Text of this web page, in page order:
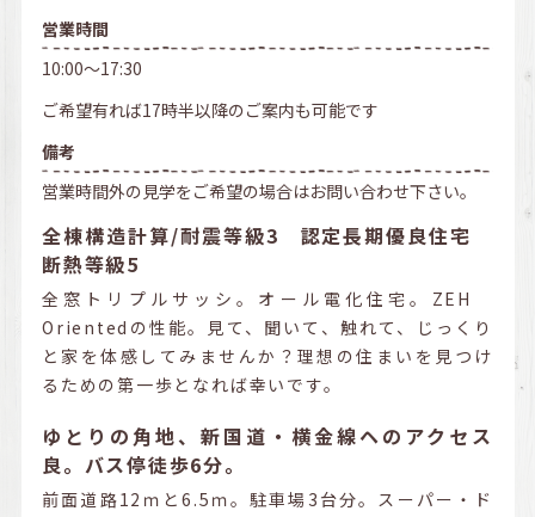
営業時間
10:00～17:30
ご希望有れば17時半以降のご案内も可能です
備考
営業時間外の見学をご希望の場合はお問い合わせ下さい。
全棟構造計算/耐震等級3 認定長期優良住宅
断熱等級5
全窓トリプルサッシ。オール電化住宅。ZEH
Orientedの性能。見て、聞いて、触れて、じっくり
と家を体感してみませんか？理想の住まいを見つけ
るための第一歩となれば幸いです。
ゆとりの角地、新国道・横金線ヘのアクセス
良。バス停徒歩6分。
前面道路12ｍと6.5ｍ。駐車場3台分。スーパー・ド